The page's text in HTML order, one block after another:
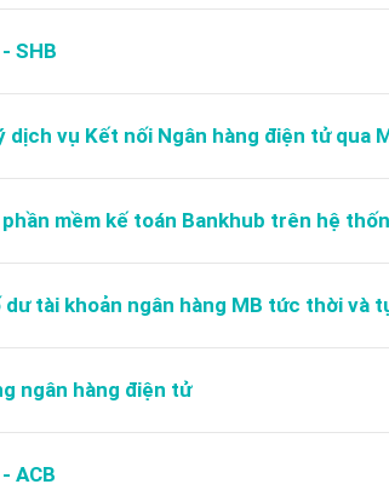
SHB
dịch vụ Kết nối Ngân hàng điện tử qua
mềm kế toán Bankhub trên hệ
dư tài khoản ngân hàng MB tức thời và
ngân hàng điện tử
ACB